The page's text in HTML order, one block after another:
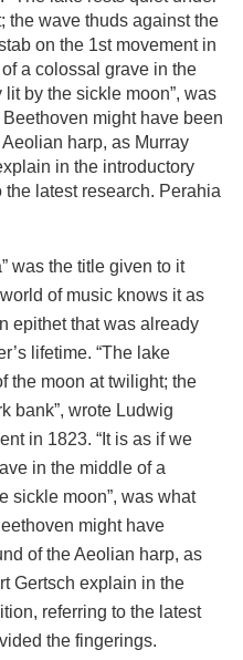
the wave thuds against the
on the 1st movement in
a colossal grave in the
by the sickle moon”, was
might have been
harp, as Murray
in the introductory
latest research. Perahia
was the title given to it
of music knows it as
epithet that was already
lifetime. “The lake
the moon at twilight; the
bank”, wrote Ludwig
in 1823. “It is as if we
in the middle of a
sickle moon”, was what
might have
of the Aeolian harp, as
Gertsch explain in the
referring to the latest
the fingerings.